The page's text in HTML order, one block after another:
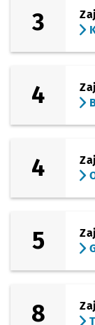
3
4
4
5
8